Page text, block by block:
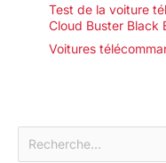
Test de la voiture
Cloud Buster Black
Voitures